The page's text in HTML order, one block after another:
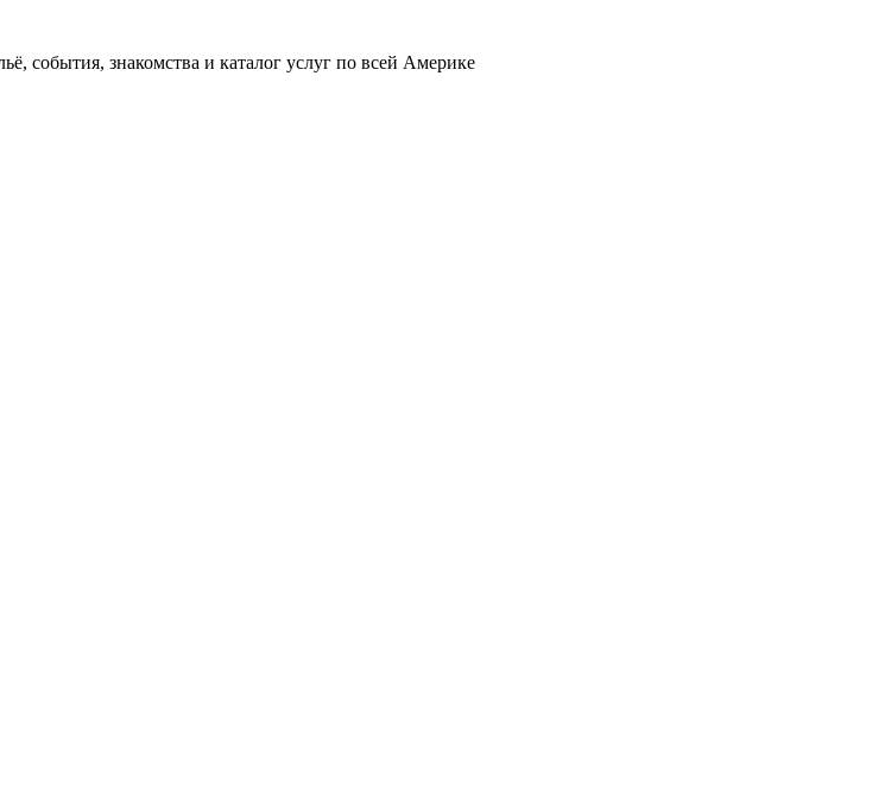
события, знакомства и каталог услуг по всей Америке